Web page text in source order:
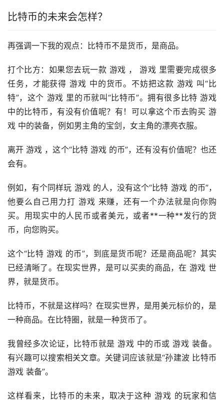
比特币的未来会怎样？
再强调一下我的观点：比特币不是货币，是商品。
打个比方：如果您去玩一款 游戏 ， 游戏 里需要完成很多
任务，才能获得 游戏 中的货币。不妨把这款 游戏 叫“比
特”，这个 游戏 里的币就叫“比特币”。拥有很多比特 游戏
中的比特币，有没有价值呢？有！可以拿这个币去购买 游
戏 中的装备，例如男主角的宝剑，女主角的漂亮衣服。
离开 游戏 ，这个“比特 游戏 的币”，还有没有价值呢？也还
会有。
例如，有个同样玩 游戏 的人，没有这个“比特 游戏 的币”，
他要么自己用力打 游戏 来赚，还有一个办法就是向你购
买。用现实中的人民币或者美元，或者**一种**发行的货
币，向您购买。
这个“比特 游戏 的币”，到底是货币呢？还是商品呢？其实
已经清晰了。在现实世界，是可以买卖的商品，在 游戏 世
界，就是货币。
比特币，不就是这样吗？在现实世界，是用美元标价的，是
一种商品。在比特圈，就是一种货币了。
我曾经多次论证，比特币就是 游戏 中的币或 游戏 装备。
有兴趣可以搜索相关文章。关键词应该就是“孙建波 比特币
游戏 装备”。
这样看来，比特币的未来，取决于这种 游戏 的玩家和信